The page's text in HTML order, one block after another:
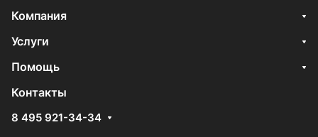
Компания
Услуги
Помощь
Контакты
8 495 921-34-34